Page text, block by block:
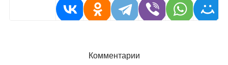
Комментарии